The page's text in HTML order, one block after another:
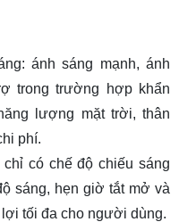
ánh sáng mạnh, ánh
trong trường hợp khẩn
lượng mặt trời, thân
phí.
có chế độ chiếu sáng
sáng, hẹn giờ tắt mở và
tối đa cho người dùng.